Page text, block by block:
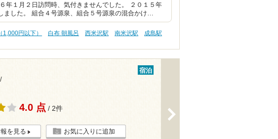
年１月２日訪問時、気付きませんでした。 ２０１５年
ました。 組合４号源泉、組合５号源泉の混合かけ…
1,000円以下） 白布 朝風呂 西米沢駅 南米沢駅
成島駅
/
宿泊
4.0 点 / 2件
を見る お気に入りに追加